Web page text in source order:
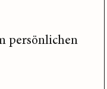
persönlichen